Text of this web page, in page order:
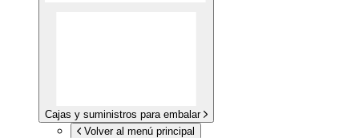
Cajas y suministros para embalar
Volver al menú principal